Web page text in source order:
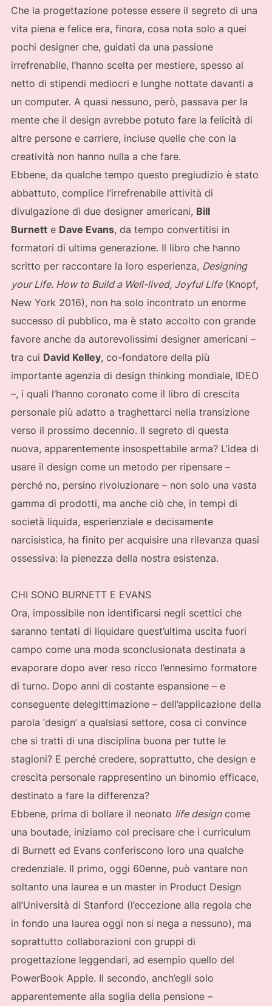
Che la progettazione potesse essere il segreto di una
vita piena e felice era, finora, cosa nota solo a quei
pochi designer che, guidati da una passione
irrefrenabile, l’hanno scelta per mestiere, spesso al
netto di stipendi mediocri e lunghe nottate davanti a
un computer. A quasi nessuno, però, passava per la
mente che il design avrebbe potuto fare la felicità di
altre persone e carriere, incluse quelle che con la
creatività non hanno nulla a che fare.
Ebbene, da qualche tempo questo pregiudizio è stato
abbattuto, complice l’irrefrenabile attività di
divulgazione di due designer americani, Bill
Burnette Dave Evans, da tempo convertitisi in
formatori di ultima generazione. Il libro che hanno
scritto per raccontare la loro esperienza, Designing
your Life. How to Build a Well-lived, Joyful Life(Knopf,
New York 2016), non ha solo incontrato un enorme
successo di pubblico, ma è stato accolto con grande
favore anche da autorevolissimi designer americani –
tra cui David Kelley, co-fondatore della più
importante agenzia di design thinking mondiale, IDEO
–, i quali l’hanno coronato come il libro di crescita
personale più adatto a traghettarci nella transizione
verso il prossimo decennio. Il segreto di questa
nuova, apparentemente insospettabile arma? L’idea di
usare il design come un metodo per ripensare –
perché no, persino rivoluzionare – non solo una vasta
gamma di prodotti, ma anche ciò che, in tempi di
società liquida, esperienziale e decisamente
narcisistica, ha finito per acquisire una rilevanza quasi
ossessiva: la pienezza della nostra esistenza.
CHI SONO BURNETT E EVANS
Ora, impossibile non identificarsi negli scettici che
saranno tentati di liquidare quest’ultima uscita fuori
campo come una moda sconclusionata destinata a
evaporare dopo aver reso ricco l’ennesimo formatore
di turno. Dopo anni di costante espansione – e
conseguente delegittimazione – dell’applicazione della
parola ‘design’ a qualsiasi settore, cosa ci convince
che si tratti di una disciplina buona per tutte le
stagioni? E perché credere, soprattutto, che design e
crescita personale rappresentino un binomio efficace,
destinato a fare la differenza?
Ebbene, prima di bollare il neonato life designcome
una boutade, iniziamo col precisare che i curriculum
di Burnett ed Evans conferiscono loro una qualche
credenziale. Il primo, oggi 60enne, può vantare non
soltanto una laurea e un master in Product Design
all’Università di Stanford (l’eccezione alla regola che
in fondo una laurea oggi non si nega a nessuno), ma
soprattutto collaborazioni con gruppi di
progettazione leggendari, ad esempio quello del
PowerBook Apple. Il secondo, anch’egli solo
apparentemente alla soglia della pensione –